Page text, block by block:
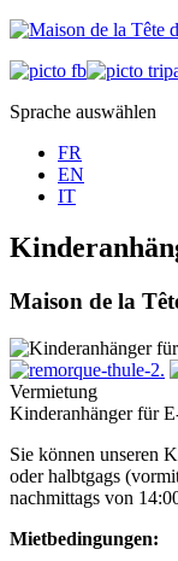
Sprache auswählen
FR
EN
IT
Maison de la
Vermietung
Kinderanhänger für
Sie können unseren
oder halbtgags
nachmittags von
Mietbedingungen: